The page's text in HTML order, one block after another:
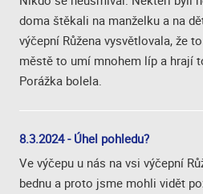
doma štěkali na manželku a na
výčepní Růžena vysvětlovala, že
městě to umí mnohem líp a hrají
Porážka bolela.
8.3.2024 - Úhel pohledu?
Ve výčepu u nás na vsi výčepní
bednu a proto jsme mohli vidět